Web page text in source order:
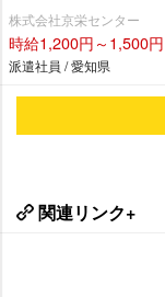
株式会社京栄センター
時給1,200円～1,500円
派遣社員 / 愛知県
関連リンク+